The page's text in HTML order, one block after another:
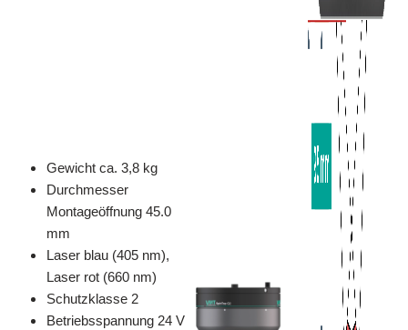
Gewicht ca. 3,8 kg
Durchmesser
Montageöffnung 45.0
mm
Laser blau (405 nm),
Laser rot (660 nm)
Schutzklasse 2
Betriebsspannung 24 V